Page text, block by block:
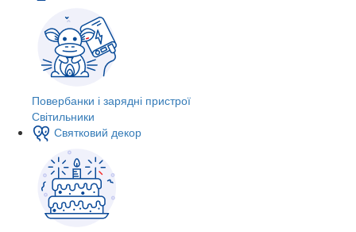
Повербанки і зарядні пристрої
Світильники
Святковий декор